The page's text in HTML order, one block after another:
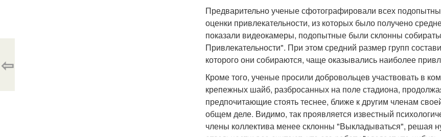
Предварительно ученые сфотографировали всех
оценки привлекательности, из которых было получено
показали видеокамеры, подопытные были склонны
Привлекательности". При этом средний размер групп
которого они собираются, чаще оказывались наиболее
Кроме того, ученые просили добровольцев участвовать в
крепежных шайб, разбросанных на поле стадиона,
предпочитающие стоять теснее, ближе к другим членам
общем деле. Видимо, так проявляется известный
члены коллектива менее склонны "Выкладываться", решая
⇦